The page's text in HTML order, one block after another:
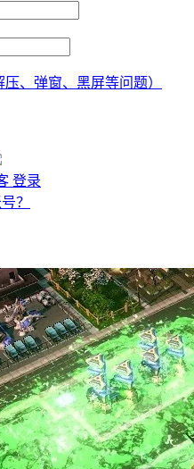
、弹窗、黑屏等问题）
登录
？